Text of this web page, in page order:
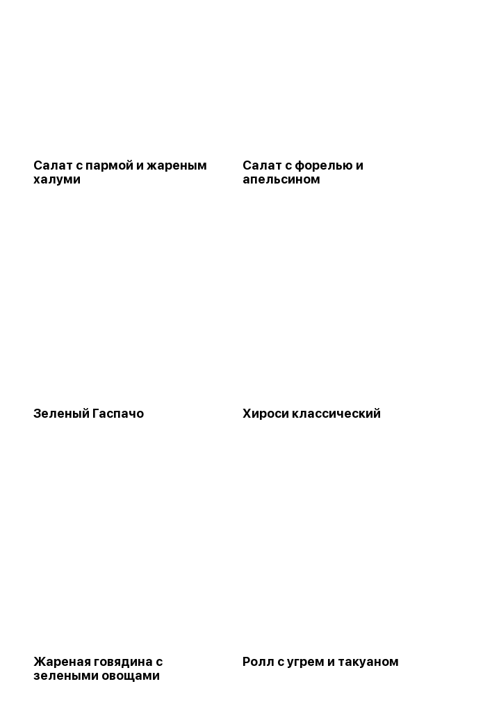
Салат с пармой и жареным
халуми
Салат с форелью и
апельсином
Зеленый Гаспачо Хироси классический
Жареная говядина с
зелеными овощами
Ролл с угрем и такуаном